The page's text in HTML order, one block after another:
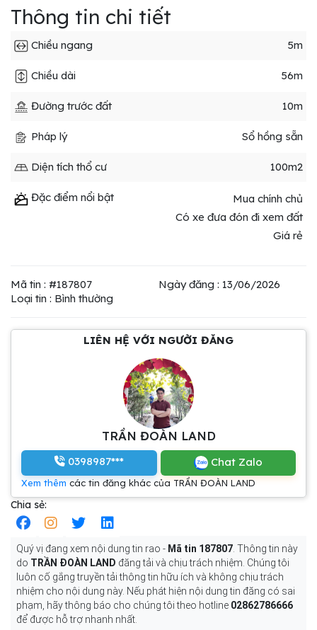
Thông tin chi tiết
Chiều ngang 5m
Chiều dài 56m
Đường trước đất 10m
Pháp lý Sổ hồng sẵn
Diện tích thổ cư 100m2
Đặc điểm nổi bật
Mua chính chủ
Có xe đưa đón đi xem đất
Giá rẻ
Mã tin : #187807
Ngày đăng : 13/06/2026
Loại tin : Bình thường
LIÊN HỆ VỚI NGƯỜI ĐĂNG
TRẦN ĐOÀN LAND
0398987*** Chat Zalo
Xem thêm các tin đăng khác của TRẦN ĐOÀN LAND
Chia sẻ:
Quý vị đang xem nội dung tin rao - Mã tin 187807. Thông tin này
do TRẦN ĐOÀN LAND đăng tải và chịu trách nhiệm. Chúng tôi
luôn cố gắng truyền tải thông tin hữu ích và không chịu trách
nhiệm cho nội dung này. Nếu phát hiện nội dung tin đăng có sai
phạm, hãy thông báo cho chúng tôi theo hotline 02862786666
để được hỗ trợ nhanh nhất.